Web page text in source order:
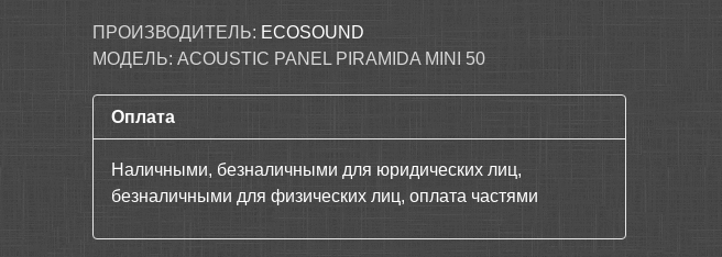
ПРОИЗВОДИТЕЛЬ: ECOSOUND
МОДЕЛЬ: ACOUSTIC PANEL PIRAMIDA MINI 50
Оплата
Наличными, безналичными для юридических лиц,
безналичными для физических лиц, оплата частями